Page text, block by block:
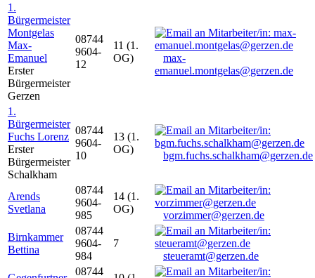
1.
Bürgermeister
Montgelas
Max-
Emanuel
Erster
Bürgermeister
Gerzen
08744
9604-
12
11 (1.
OG)
max-
emanuel.montgelas@gerzen.de
1.
Bürgermeister
Fuchs Lorenz
Erster
Bürgermeister
Schalkham
08744
9604-
10
13 (1.
OG)
bgm.fuchs.schalkham@gerzen.de
Arends
Svetlana
08744
9604-
985
14 (1.
OG)
vorzimmer@gerzen.de
Birnkammer
Bettina
08744
9604-
984
7
steueramt@gerzen.de
08744